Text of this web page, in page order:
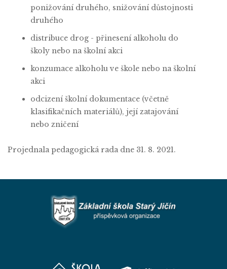
ponižování druhého, snižování důstojnosti
druhého
distribuce drog - přinesení alkoholu do
školy nebo na školní akci
konzumace alkoholu ve škole nebo na školní
akci
odcizení školní dokumentace (včetně
klasifikačních materiálů), její zatajování
nebo zničení
Projednala pedagogická rada dne 31. 8. 2021.